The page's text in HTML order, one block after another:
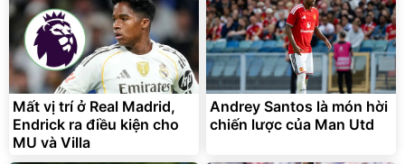
Mất vị trí ở Real Madrid,
Endrick ra điều kiện cho
MU và Villa
Andrey Santos là món hời
chiến lược của Man Utd